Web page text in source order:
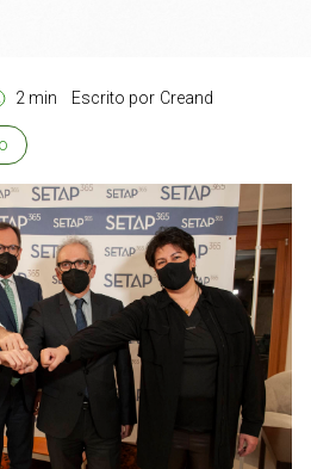
2 min Escrito por Creand